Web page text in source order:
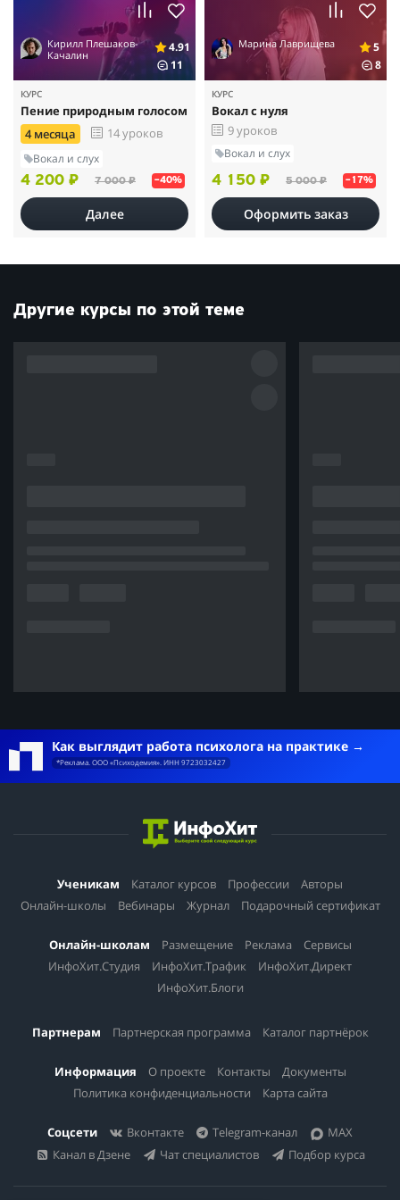
Кирилл Плешаков-
Качалин
4.91
11
КУРС
Пение природным голосом
4 месяца
14 уроков
Вокал и слух
4 200 ₽ 7 000 ₽ –40%
Далее
Марина Лаврищева
5
8
КУРС
Вокал с нуля
9 уроков
Вокал и слух
4 150 ₽ 5 000 ₽ –17%
Оформить заказ
Другие курсы по этой теме
Как выглядит работа психолога на практике
*Реклама. ООО «Психодемия». ИНН 9723032427
Ученикам Каталог курсов Профессии
Авторы
Онлайн-школы
Вебинары Журнал Подарочный сертификат
Онлайн-школам Размещение Реклама
Сервисы
ИнфоХит.Студия
ИнфоХит.Трафик
ИнфоХит.Директ
ИнфоХит.Блоги
Партнерам Партнерская программа Каталог партнёрок
Информация О проекте Контакты
Документы
Политика конфиденциальности
Карта сайта
Соцсети Вконтакте Telegram-канал
MAX
Канал в Дзене
Чат специалистов Подбор курса